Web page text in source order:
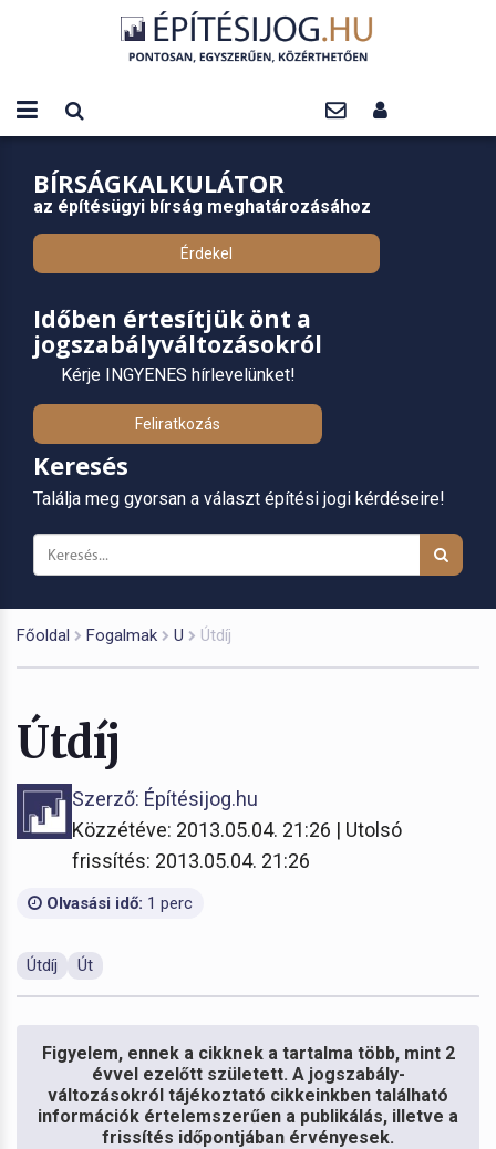
BÍRSÁGKALKULÁTOR
az építésügyi bírság meghatározásához
Érdekel
Időben értesítjük önt a
jogszabályváltozásokról
Kérje INGYENES hírlevelünket!
Feliratkozás
Keresés
Találja meg gyorsan a választ építési jogi kérdéseire!
Főoldal Fogalmak U Útdíj
Útdíj
Szerző: Építésijog.hu
Közzétéve: 2013.05.04. 21:26 | Utolsó
frissítés: 2013.05.04. 21:26
Olvasási idő: 1 perc
Útdíj Út
Figyelem, ennek a cikknek a tartalma több, mint 2
évvel ezelőtt született. A jogszabály-
változásokról tájékoztató cikkeinkben található
információk értelemszerűen a publikálás, illetve a
frissítés időpontjában érvényesek.